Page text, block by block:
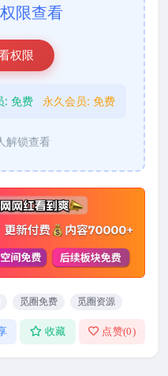
限查看
权限
: 免费 永久会员: 免费
解锁查看
觅圈免费 觅圈资源
收藏 点赞(0)